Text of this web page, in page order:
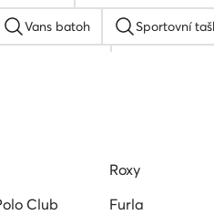
Vans batoh Sportovní
Roxy
Club Furla